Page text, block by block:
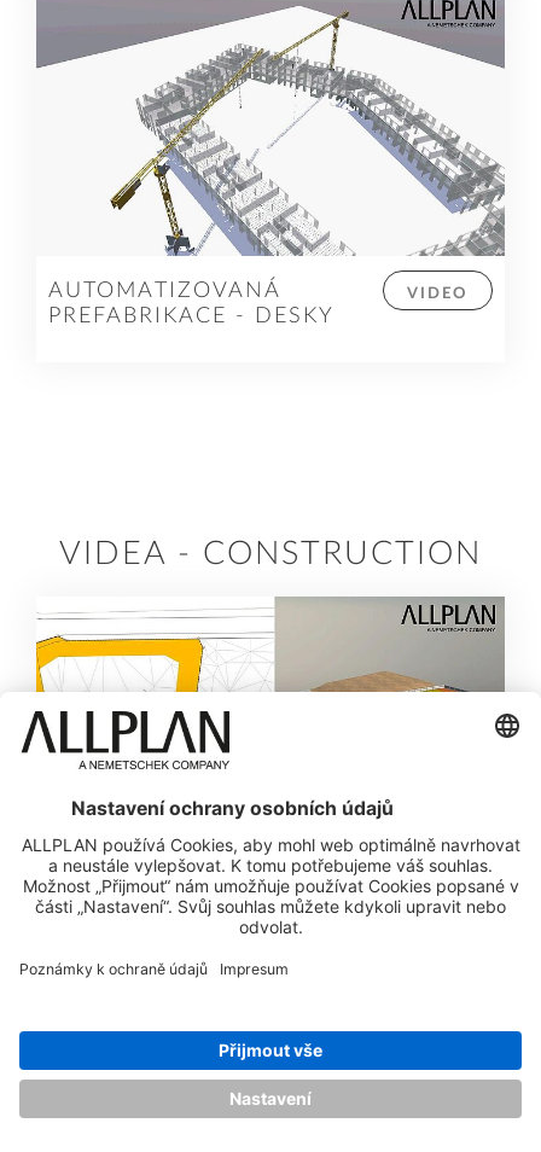
VIDEO
AUTOMATIZOVANÁ
PREFABRIKACE - DESKY
VIDEA - CONSTRUCTION
VIDEO
REALIZACE STAVBY